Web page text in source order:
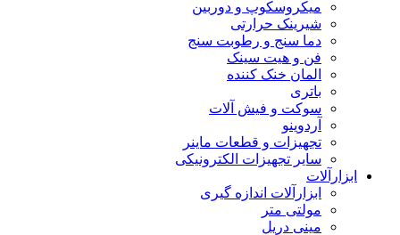
میکروسکوپ و دوربین
شیرینک حرارتی
دما سنج و رطوبت سنج
فن و هیت سینک
المان خنک کننده
باتری
سوکت و فیش آلات
آردوینو
تجهیزات و قطعات ماینر
سایر تجهیزات الکترونیکی
ابزارآلات
ابزارآلات اندازه گیری
مولتی متر
مینی دریل